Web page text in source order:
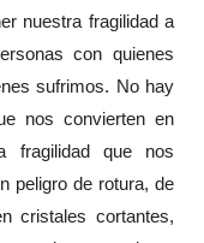
nuestra fragilidad a
con quienes
sufrimos. No hay
nos convierten en
fragilidad que nos
peligro de rotura, de
cristales cortantes,